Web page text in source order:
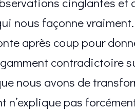
nous façonne vraiment.
après coup pour
contradictoire
nous avons de
n’explique pas